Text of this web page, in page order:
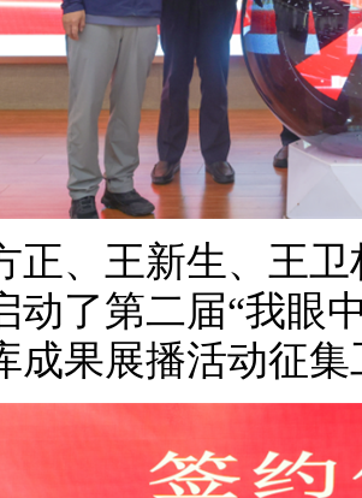
、王新生、王卫
动了第二届“我眼
成果展播活动征集